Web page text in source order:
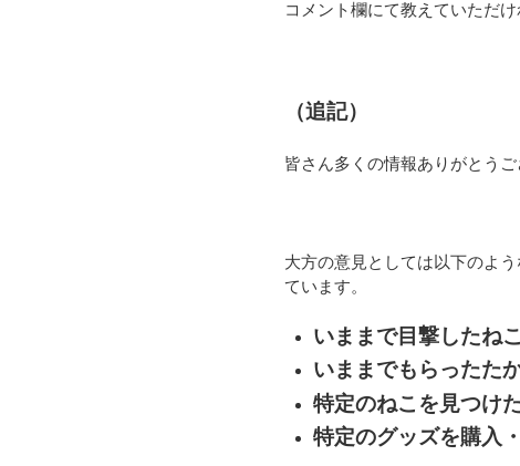
コメント欄にて教えていただけ
（追記）
皆さん多くの情報ありがとうご
大方の意見としては以下のよ
ています。
いままで目撃したね
いままでもらったた
特定のねこを見つけ
特定のグッズを購入